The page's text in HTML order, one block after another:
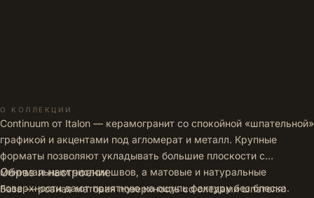
О КОЛЛЕКЦИИ
Continuum от Italon — керамогранит со спокойной «шпательной»
графикой и акцентами под агломерат и металл. Крупные
форматы позволяют укладывать большие плоскости с
минимальным числом швов, а матовые и натуральные
поверхности дают приятную на ощупь фактуру без блеска.
Образ и настроение
База — ровная матовая поверхность со следами шпателя: